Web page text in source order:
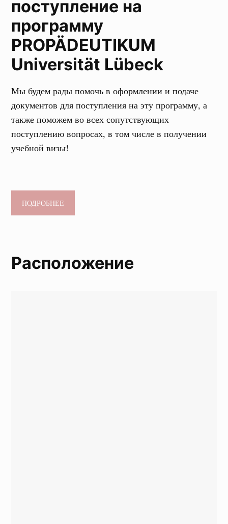
поступление на
программу
PROPÄDEUTIKUM
Universität Lübeck
Мы будем рады помочь в оформлении и подаче
документов для поступления на эту программу, а
также поможем во всех сопутствующих
поступлению вопросах, в том числе в получении
учебной визы!
ПОДРОБНЕЕ
Расположение